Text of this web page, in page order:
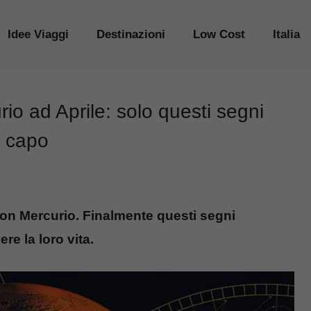
Idee Viaggi Destinazioni Low Cost Italia
ad Aprile: solo questi segni
capo
Mercurio. Finalmente questi segni
la loro vita.